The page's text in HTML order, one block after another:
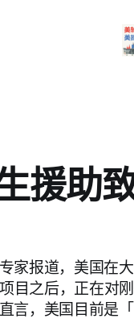
援助
家报道，美国在
目之后，正在对
言，美国目前是